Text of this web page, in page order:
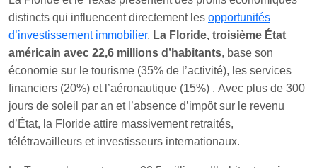
distincts qui influencent directement les opportunités
d’investissement immobilier. La Floride, troisième État
américain avec 22,6 millions d’habitants, base son
économie sur le tourisme (35% de l’activité), les services
financiers (20%) et l’aéronautique (15%) . Avec plus de 300
jours de soleil par an et l’absence d’impôt sur le revenu
d’État, la Floride attire massivement retraités,
télétravailleurs et investisseurs internationaux.